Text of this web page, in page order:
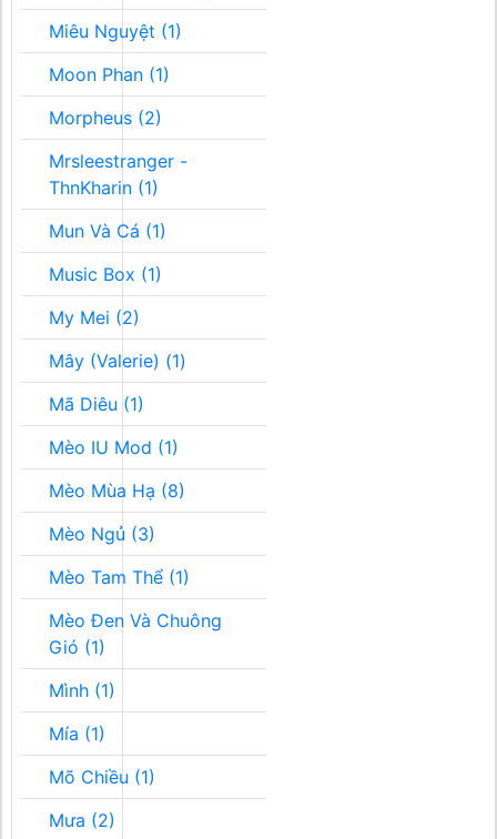
Miêu Nguyệt (1)
Moon Phan (1)
Morpheus (2)
Mrsleestranger -
ThnKharin (1)
Mun Và Cá (1)
Music Box (1)
My Mei (2)
Mây (Valerie) (1)
Mã Diêu (1)
Mèo IU Mod (1)
Mèo Mùa Hạ (8)
Mèo Ngủ (3)
Mèo Tam Thể (1)
Mèo Đen Và Chuông
Gió (1)
Mình (1)
Mía (1)
Mõ Chiều (1)
Mưa (2)